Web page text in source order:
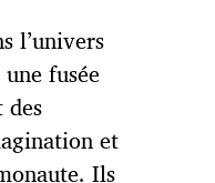
l’univers
fusée
et
Ils